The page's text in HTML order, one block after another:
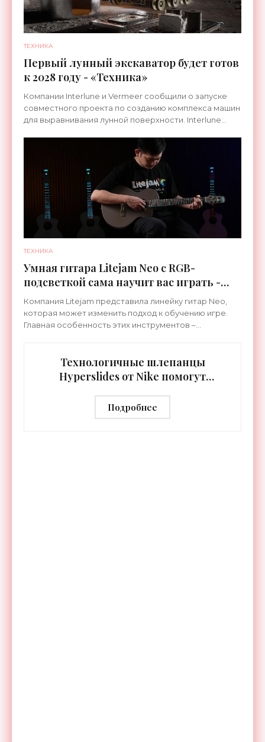
ТЕХНИКА
Первый лунный экскаватор будет готов
к 2028 году - «Техника»
Компании Interlune и Vermeer сообщили о запуске
совместного проекта по созданию комплекса машин
для выравнивания лунной поверхности. Interlune
ТЕХНИКА
Умная гитара Litejam Neo с RGB-
подсветкой сама научит вас играть -
«Гаджеты»
Компания Litejam представила линейку гитар Neo,
которая может изменить подход к обучению игре.
Главная особенность этих инструментов –
Технологичные шлепанцы
Hyperslides от Nike помогут
тренировки - «Гаджеты»
Подробнее